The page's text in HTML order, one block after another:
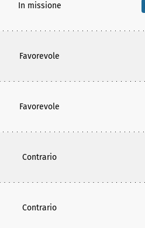
In missione
Favorevole
Favorevole
Contrario
Contrario